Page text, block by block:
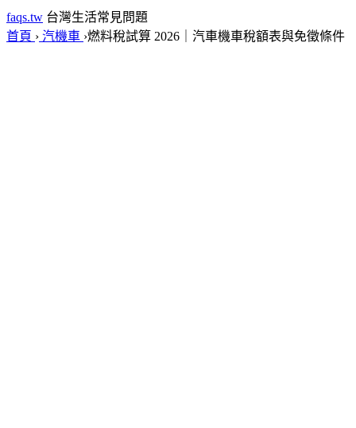
faqs.tw 台灣生活常見問題
首頁 › 汽機車 ›燃料稅試算 2026｜汽車機車稅額表與免徵條件